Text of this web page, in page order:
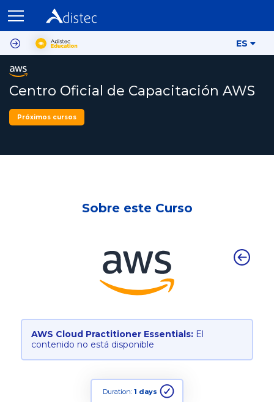
ES
Centro Oficial de Capacitación AWS
Próximos cursos
Sobre este Curso
AWS Cloud Practitioner Essentials: El
contenido no está disponible
Duration: 1 days